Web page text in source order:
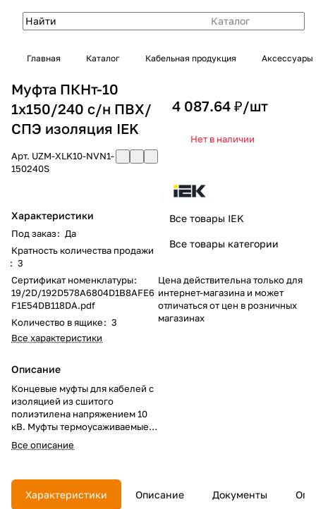
Каталог
Главная Каталог Кабельная продукция Аксессуары
Муфта ПКНт-10
1х150/240 с/н ПВХ/
СПЭ изоляция IEK
Арт. UZM-XLK10-NVN1-
150240S
Характеристики
Под заказ: Да
Кратность количества продажи
: 3
Сертификат номенклатуры:
19/2D/192D578A6804D1B8AFE6
F1E54DB118DA.pdf
Количество в ящике: 3
Все характеристики
Описание
Концевые муфты для кабелей с
изоляцией из сшитого
полиэтилена напряжением 10
кВ. Муфты термоусаживаемые
наружной установки
предназначены для
алюминиевых кабелей с СПЭ
изоляцией без брони с медным
проволочным экраном на
Все описание
4 087.64 ₽/шт
Нет в наличии
Все товары IEK
Все товары категории
Цена действительна только для
интернет-магазина и может
отличаться от цен в розничных
магазинах
Характеристики Описание Документы